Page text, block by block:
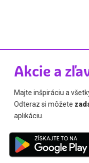
Akcie a
Majte inšpiráciu a
Odteraz si môžete
aplikáciu.